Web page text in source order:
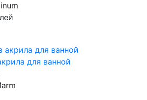
для ванной